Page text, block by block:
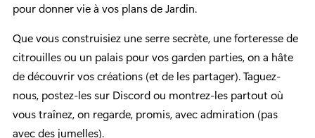
pour donner vie à vos plans de Jardin.
Que vous construisiez une serre secrète, une forteresse de
citrouilles ou un palais pour vos garden parties, on a hâte
de découvrir vos créations (et de les partager). Taguez-
nous, postez-les sur Discord ou montrez-les partout où
vous traînez, on regarde, promis, avec admiration (pas
avec des jumelles).